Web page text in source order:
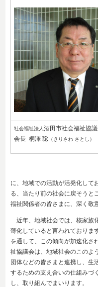
社会福祉法人酒田市社会福祉協
会長 桐澤 聡 （きりさわ さとし）
に、地域での活動が活発化して
る、当たり前の社会に戻そうと
福祉関係者の皆さまに、深く敬
近年、地域社会では、核家族
薄化していると言われておりま
を通して、この傾向が加速化さ
祉協議会は、地域社会のこのよ
団体などの皆さまと連携し、生
するための支え合いの仕組みづ
し、取り組んでまいります。